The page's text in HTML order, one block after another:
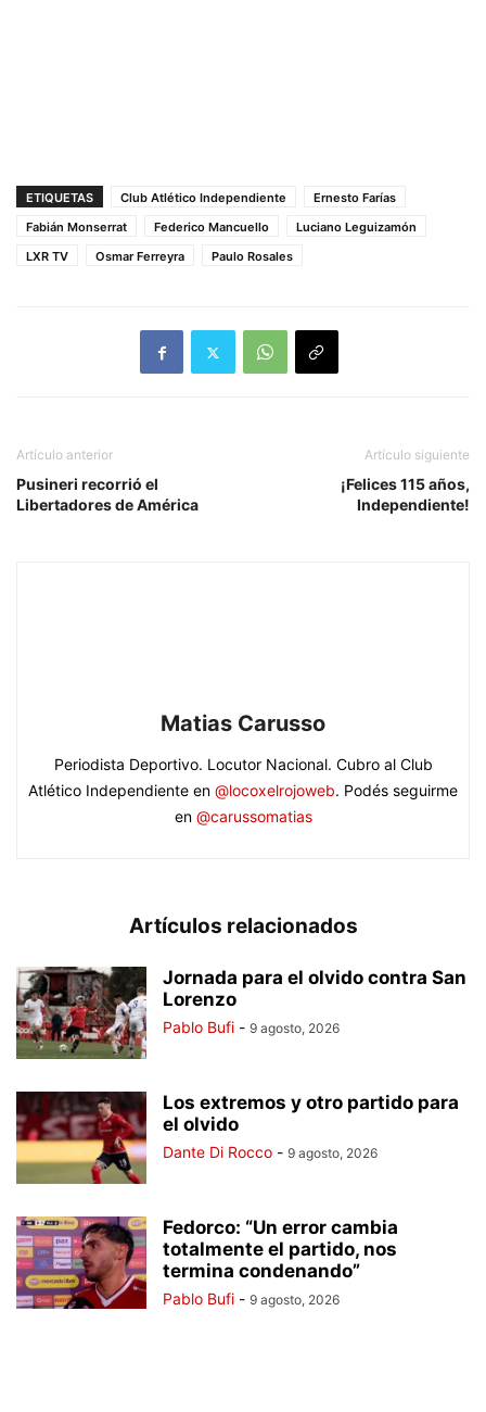
ETIQUETAS Club Atlético Independiente
Ernesto Farías
Fabián Monserrat
Federico Mancuello
Luciano Leguizamón
LXR TV
Osmar Ferreyra Paulo Rosales
Artículo anterior
Pusineri recorrió el
Libertadores de América
Artículo siguiente
¡Felices 115 años,
Independiente!
Matias Carusso
Periodista Deportivo. Locutor Nacional. Cubro al Club
Atlético Independiente en @locoxelrojoweb. Podés seguirme
en @carussomatias
Artículos relacionados
Jornada para el olvido contra San
Lorenzo
Pablo Bufi - 9 agosto, 2026
Los extremos y otro partido para
el olvido
Dante Di Rocco - 9 agosto, 2026
Fedorco: “Un error cambia
totalmente el partido, nos
termina condenando”
Pablo Bufi - 9 agosto, 2026